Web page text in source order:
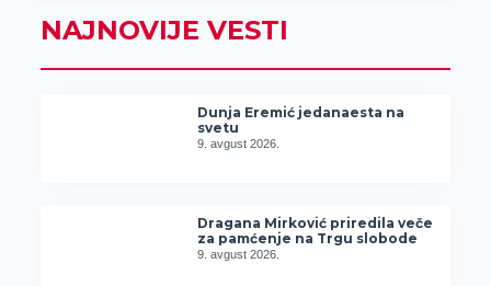
NAJNOVIJE VESTI
Dunja Eremić jedanaesta na
svetu
9. avgust 2026.
Dragana Mirković priredila veče
za pamćenje na Trgu slobode
9. avgust 2026.